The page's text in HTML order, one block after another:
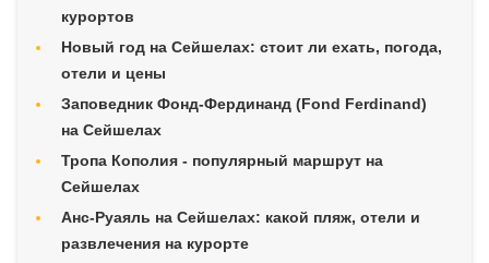
курортов
Новый год на Сейшелах: стоит ли ехать, погода,
отели и цены
Заповедник Фонд-Фердинанд (Fond Ferdinand)
на Сейшелах
Тропа Кополия - популярный маршрут на
Сейшелах
Анс-Руаяль на Сейшелах: какой пляж, отели и
развлечения на курорте